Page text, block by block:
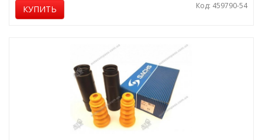
КУПИТЬ Код: 459790-54